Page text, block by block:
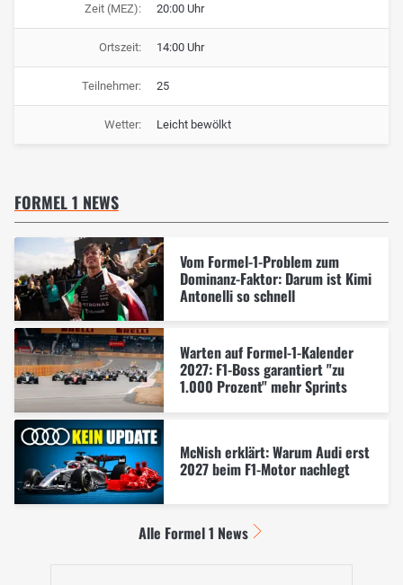
Zeit (MEZ): 20:00 Uhr
Ortszeit: 14:00 Uhr
Teilnehmer: 25
Wetter: Leicht bewölkt
FORMEL 1 NEWS
Vom Formel-1-Problem zum
Dominanz-Faktor: Darum ist Kimi
Antonelli so schnell
Warten auf Formel-1-Kalender
2027: F1-Boss garantiert "zu
1.000 Prozent" mehr Sprints
McNish erklärt: Warum Audi erst
2027 beim F1-Motor nachlegt
Alle Formel 1 News